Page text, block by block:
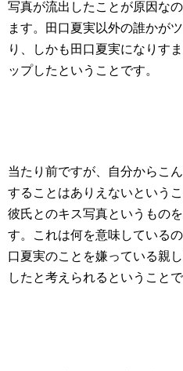
写真が流出したことが原因な
ます。田口夏実以外の誰かが
り、しかも田口夏実になりす
ップしたということです。
当たり前ですが、自分からこ
することはありえないという
彼氏とのキス写真というもの
す。これは何を意味している
口夏実のことを嫌っている親
したと考えられるということで